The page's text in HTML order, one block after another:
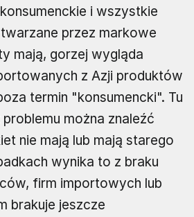
i wszystkie
przez markowe
mają, gorzej wygląda
z Azji produktów
termin "konsumencki". Tu
można znaleźć
nie mają lub mają starego
wynika to z braku
firm importowych lub
brakuje jeszcze